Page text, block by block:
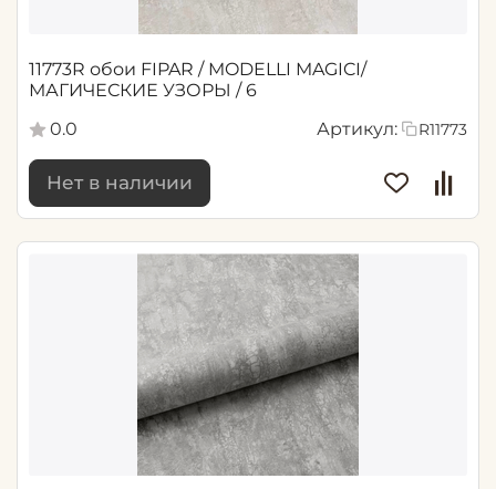
11773R обои FIPAR / MODELLI MAGICI/
МАГИЧЕСКИЕ УЗОРЫ / 6
0.0
Артикул: R11773
Нет в наличии